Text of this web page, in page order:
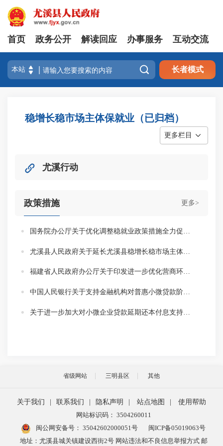
首页 政务公开 解读回应 办事服务 互动交流
 长者模式
稳增长稳市场主体保就业（已归档）
更多栏目
尤溪行动
更多>
政策措施
福建省人民政府办公厅关于印发进一步优化营商环境降低市场主体制度性交易成本实施方案的通知
中国人民银行关于支持金融机构对普惠小微贷款阶段性减息有关事宜的通知
省级网站 三明县区 其他
关于我们 联系我们 隐私声明 站点地图
使用帮助
网站标识码： 3504260011
闽公网安备号： 35042602000051号
闽ICP备05019063号
地址：尤溪县城关镇建设西街2号 网站违法和不良信息举报方式 邮